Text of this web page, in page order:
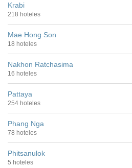
Krabi
218 hoteles
Mae Hong Son
18 hoteles
Nakhon Ratchasima
16 hoteles
Pattaya
254 hoteles
Phang Nga
78 hoteles
Phitsanulok
5 hoteles